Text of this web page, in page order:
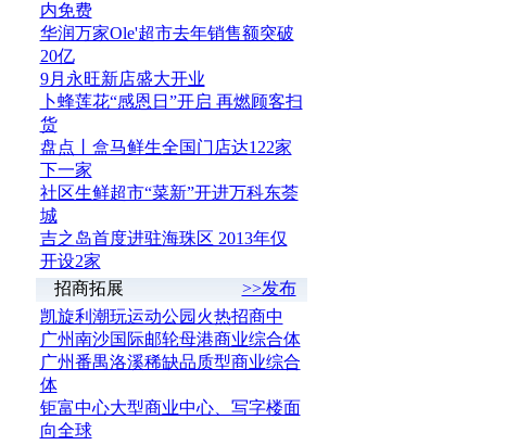
内免费
华润万家Ole'超市去年销售额突破
20亿
​9月永旺新店盛大开业
卜蜂莲花“感恩日”开启 再燃顾客扫
货
盘点丨盒马鲜生全国门店达122家
下一家
社区生鲜超市“菜新”开进万科东荟
城
吉之岛首度进驻海珠区 2013年仅
开设2家
招商拓展
>>发布
凯旋利潮玩运动公园火热招商中
广州南沙国际邮轮母港商业综合体
广州番禺洛溪稀缺品质型商业综合
体
钜富中心大型商业中心、写字楼面
向全球